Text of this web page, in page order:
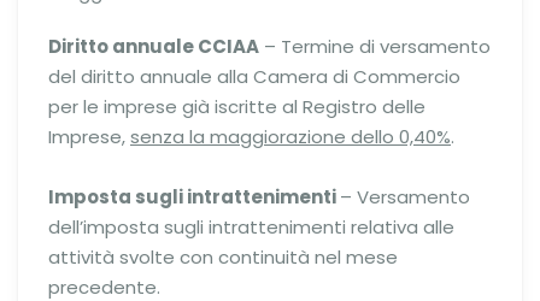
Diritto annuale CCIAA – Termine di versamento
del diritto annuale alla Camera di Commercio
per le imprese già iscritte al Registro delle
Imprese,senza la maggiorazione dello 0,40%.
Imposta sugli intrattenimenti– Versamento
dell’imposta sugli intrattenimenti relativa alle
attività svolte con continuità nel mese
precedente.